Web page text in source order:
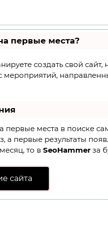
первые места?
создать свой
мероприятий,
первые места в поиске
а первые результаты
то в SeoHammer за
сайта